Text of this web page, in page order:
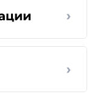
›
›